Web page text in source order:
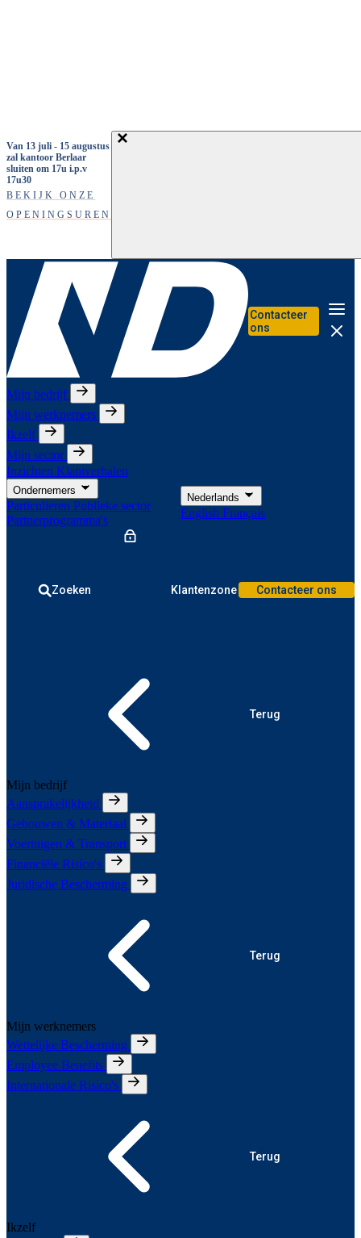
Van 13 juli - 15 augustus
zal kantoor Berlaar
sluiten om 17u i.p.v
17u30
BEKIJK ONZE
OPENINGSUREN
Contacteer
ons
Mijn bedrijf
Mijn werknemers
Ikzelf
Mijn sector
Inzichten Klantverhalen
Ondernemers
Particulieren Publieke sector
Partnerprogramma's
Nederlands
English Français
Zoeken Klantenzone Contacteer ons
Terug
Mijn bedrijf
Aansprakelijkheid
Gebouwen & Materiaal
Voertuigen & Transport
Financiële Risico's
Juridische Bescherming
Terug
Mijn werknemers
Wettelijke Bescherming
Employee Benefits
Internationale Risico's
Terug
Ikzelf